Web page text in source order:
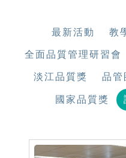
最新活動 教
全面品質管理研習會
淡江品質獎 品管
國家品質獎